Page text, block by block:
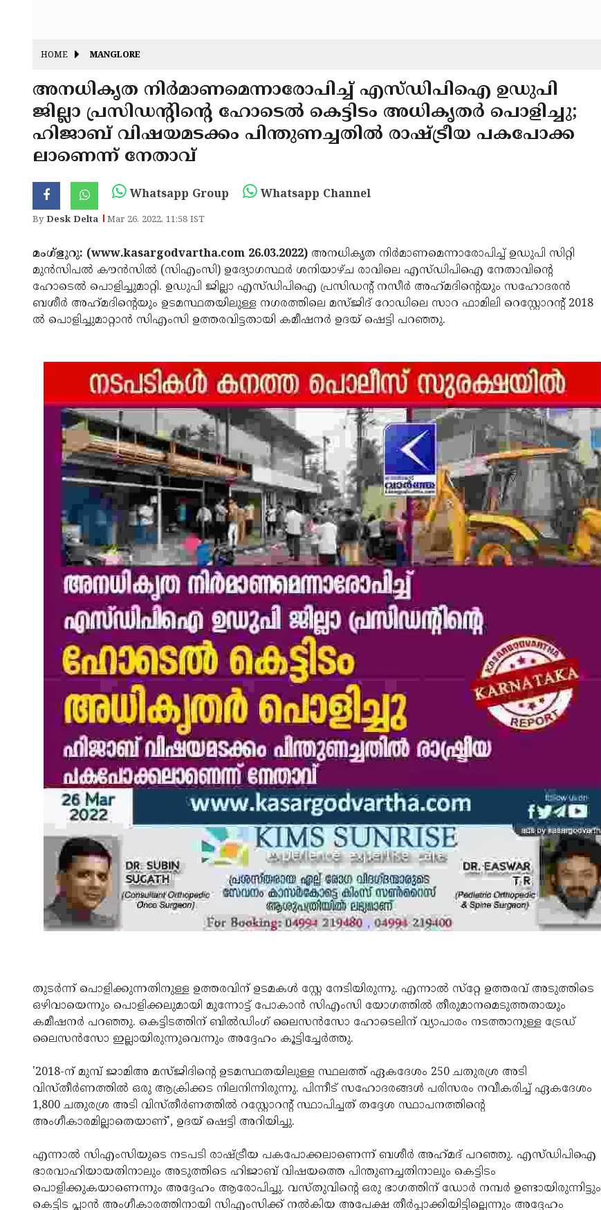
HOME MANGLORE
അനധികൃത നിർമാണമെന്നാരോപിച്ച് എസ്ഡിപിഐ ഉഡുപി
ജില്ലാ പ്രസിഡന്റിന്റെ ഹോടെൽ കെട്ടിടം അധികൃതർ പൊളിച്ചു;
ഹിജാബ് വിഷയമടക്കം പിന്തുണച്ചതിൽ രാഷ്ട്രീയ പകപോക്ക
ലാണെന്ന് നേതാവ്
Whatsapp Group Whatsapp Channel
ByDesk Delta Mar 26, 2022, 11:58 IST
മംഗ്ളുറു: (www.kasargodvartha.com 26.03.2022) അനധികൃത നിർമാണമെന്നാരോപിച്ച് ഉഡുപി സിറ്റി
മുൻസിപൽ കൗൻസിൽ (സിഎംസി) ഉദ്യോഗസ്ഥർ ശനിയാഴ്ച രാവിലെ എസ്ഡിപിഐ നേതാവിന്റെ
ഹോടെൽ പൊളിച്ചുമാറ്റി. ഉഡുപി ജില്ലാ എസ്ഡിപിഐ പ്രസിഡന്റ് നസീർ അഹ്‌മദിന്റെയും സഹോദരൻ
ബശീർ അഹ്‌മദിന്റെയും ഉടമസ്ഥതയിലുള്ള നഗരത്തിലെ മസ്ജിദ് റോഡിലെ സാറ ഫാമിലി റെസ്റ്റോറന്റ് 2018
ൽ പൊളിച്ചുമാറ്റാൻ സിഎംസി ഉത്തരവിട്ടതായി കമീഷനർ ഉദയ് ഷെട്ടി പറഞ്ഞു.
തുടർന്ന് പൊളിക്കുന്നതിനുള്ള ഉത്തരവിന് ഉടമകൾ സ്റ്റേ നേടിയിരുന്നു. എന്നാൽ സ്‌റ്റേ ഉത്തരവ് അടുത്തിടെ
ഒഴിവായെന്നും പൊളിക്കലുമായി മുന്നോട്ട് പോകാൻ സിഎംസി യോഗത്തിൽ തീരുമാനമെടുത്തതായും
കമീഷനർ പറഞ്ഞു. കെട്ടിടത്തിന് ബിൽഡിംഗ് ലൈസൻസോ ഹോടെലിന് വ്യാപാരം നടത്താനുള്ള ട്രേഡ്
ലൈസൻസോ ഇല്ലായിരുന്നുവെന്നും അദ്ദേഹം കൂട്ടിച്ചേർത്തു.
'2018-ന് മുമ്പ് ജാമിഅ മസ്ജിദിന്റെ ഉടമസ്ഥതയിലുള്ള സ്ഥലത്ത് ഏകദേശം 250 ചതുരശ്ര അടി
വിസ്തീർണത്തിൽ ഒരു ആക്രിക്കട നിലനിന്നിരുന്നു. പിന്നീട് സഹോദരങ്ങൾ പരിസരം നവീകരിച്ച് ഏകദേശം
1,800 ചതുരശ്ര അടി വിസ്തീർണത്തിൽ റസ്റ്റോറന്റ് സ്ഥാപിച്ചത് തദ്ദേശ സ്ഥാപനത്തിന്റെ
അംഗീകാരമില്ലാതെയാണ്', ഉദയ് ഷെട്ടി അറിയിച്ചു.
എന്നാൽ സിഎംസിയുടെ നടപടി രാഷ്ട്രീയ പകപോക്കലാണെന്ന് ബശീർ അഹ്‌മദ്‌ പറഞ്ഞു. എസ്ഡിപിഐ
ഭാരവാഹിയായതിനാലും അടുത്തിടെ ഹിജാബ് വിഷയത്തെ പിന്തുണച്ചതിനാലും കെട്ടിടം
പൊളിക്കുകയാണെന്നും അദ്ദേഹം ആരോപിച്ചു. വസ്തുവിന്റെ ഒരു ഭാഗത്തിന് ഡോർ നമ്പർ ഉണ്ടായിരുന്നിട്ടും
കെട്ടിട പ്ലാൻ അംഗീകാരത്തിനായി സിഎംസിക്ക് നൽകിയ അപേക്ഷ തീർപ്പാക്കിയിട്ടില്ലെന്നും അദ്ദേഹം